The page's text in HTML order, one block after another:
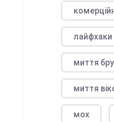
лайфхаки
миття
миття
мох